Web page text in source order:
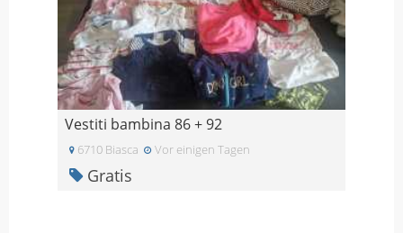
Vestiti bambina 86 + 92
6710 Biasca Vor einigen Tagen
Gratis